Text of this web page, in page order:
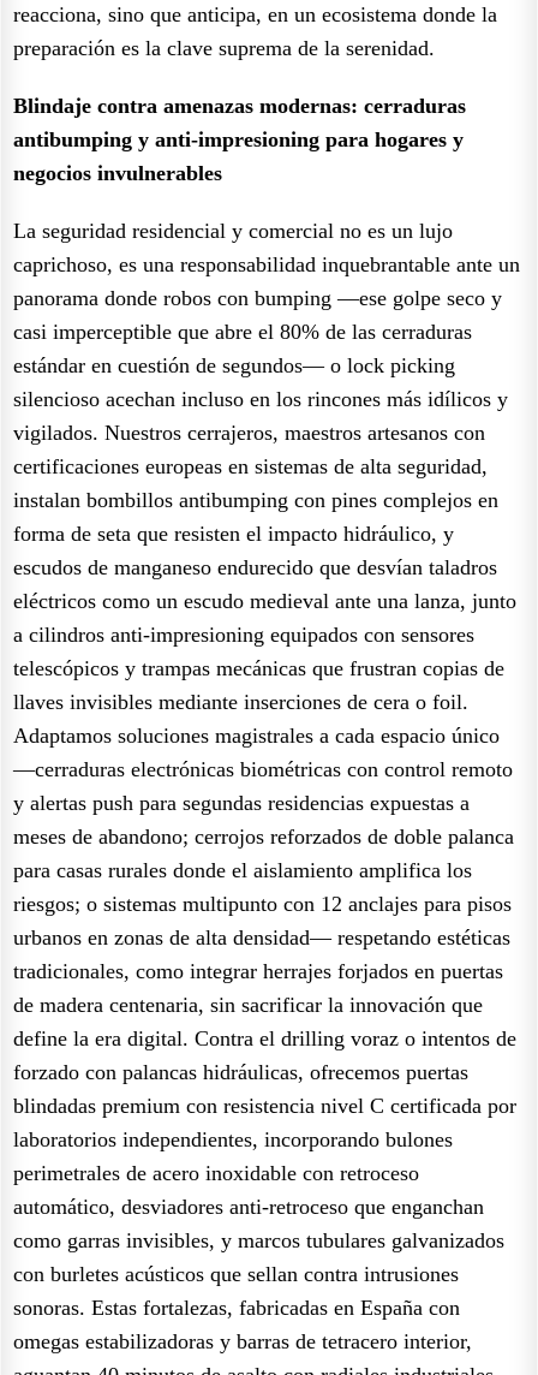
reacciona, sino que anticipa, en un ecosistema donde la
preparación es la clave suprema de la serenidad.
Blindaje contra amenazas modernas: cerraduras
antibumping y anti-impresioning para hogares y
negocios invulnerables
La seguridad residencial y comercial no es un lujo
caprichoso, es una responsabilidad inquebrantable ante un
panorama donde robos con bumping —ese golpe seco y
casi imperceptible que abre el 80% de las cerraduras
estándar en cuestión de segundos— o lock picking
silencioso acechan incluso en los rincones más idílicos y
vigilados. Nuestros cerrajeros, maestros artesanos con
certificaciones europeas en sistemas de alta seguridad,
instalan bombillos antibumping con pines complejos en
forma de seta que resisten el impacto hidráulico, y
escudos de manganeso endurecido que desvían taladros
eléctricos como un escudo medieval ante una lanza, junto
a cilindros anti-impresioning equipados con sensores
telescópicos y trampas mecánicas que frustran copias de
llaves invisibles mediante inserciones de cera o foil.
Adaptamos soluciones magistrales a cada espacio único
—cerraduras electrónicas biométricas con control remoto
y alertas push para segundas residencias expuestas a
meses de abandono; cerrojos reforzados de doble palanca
para casas rurales donde el aislamiento amplifica los
riesgos; o sistemas multipunto con 12 anclajes para pisos
urbanos en zonas de alta densidad— respetando estéticas
tradicionales, como integrar herrajes forjados en puertas
de madera centenaria, sin sacrificar la innovación que
define la era digital. Contra el drilling voraz o intentos de
forzado con palancas hidráulicas, ofrecemos puertas
blindadas premium con resistencia nivel C certificada por
laboratorios independientes, incorporando bulones
perimetrales de acero inoxidable con retroceso
automático, desviadores anti-retroceso que enganchan
como garras invisibles, y marcos tubulares galvanizados
con burletes acústicos que sellan contra intrusiones
sonoras. Estas fortalezas, fabricadas en España con
omegas estabilizadoras y barras de tetracero interior,